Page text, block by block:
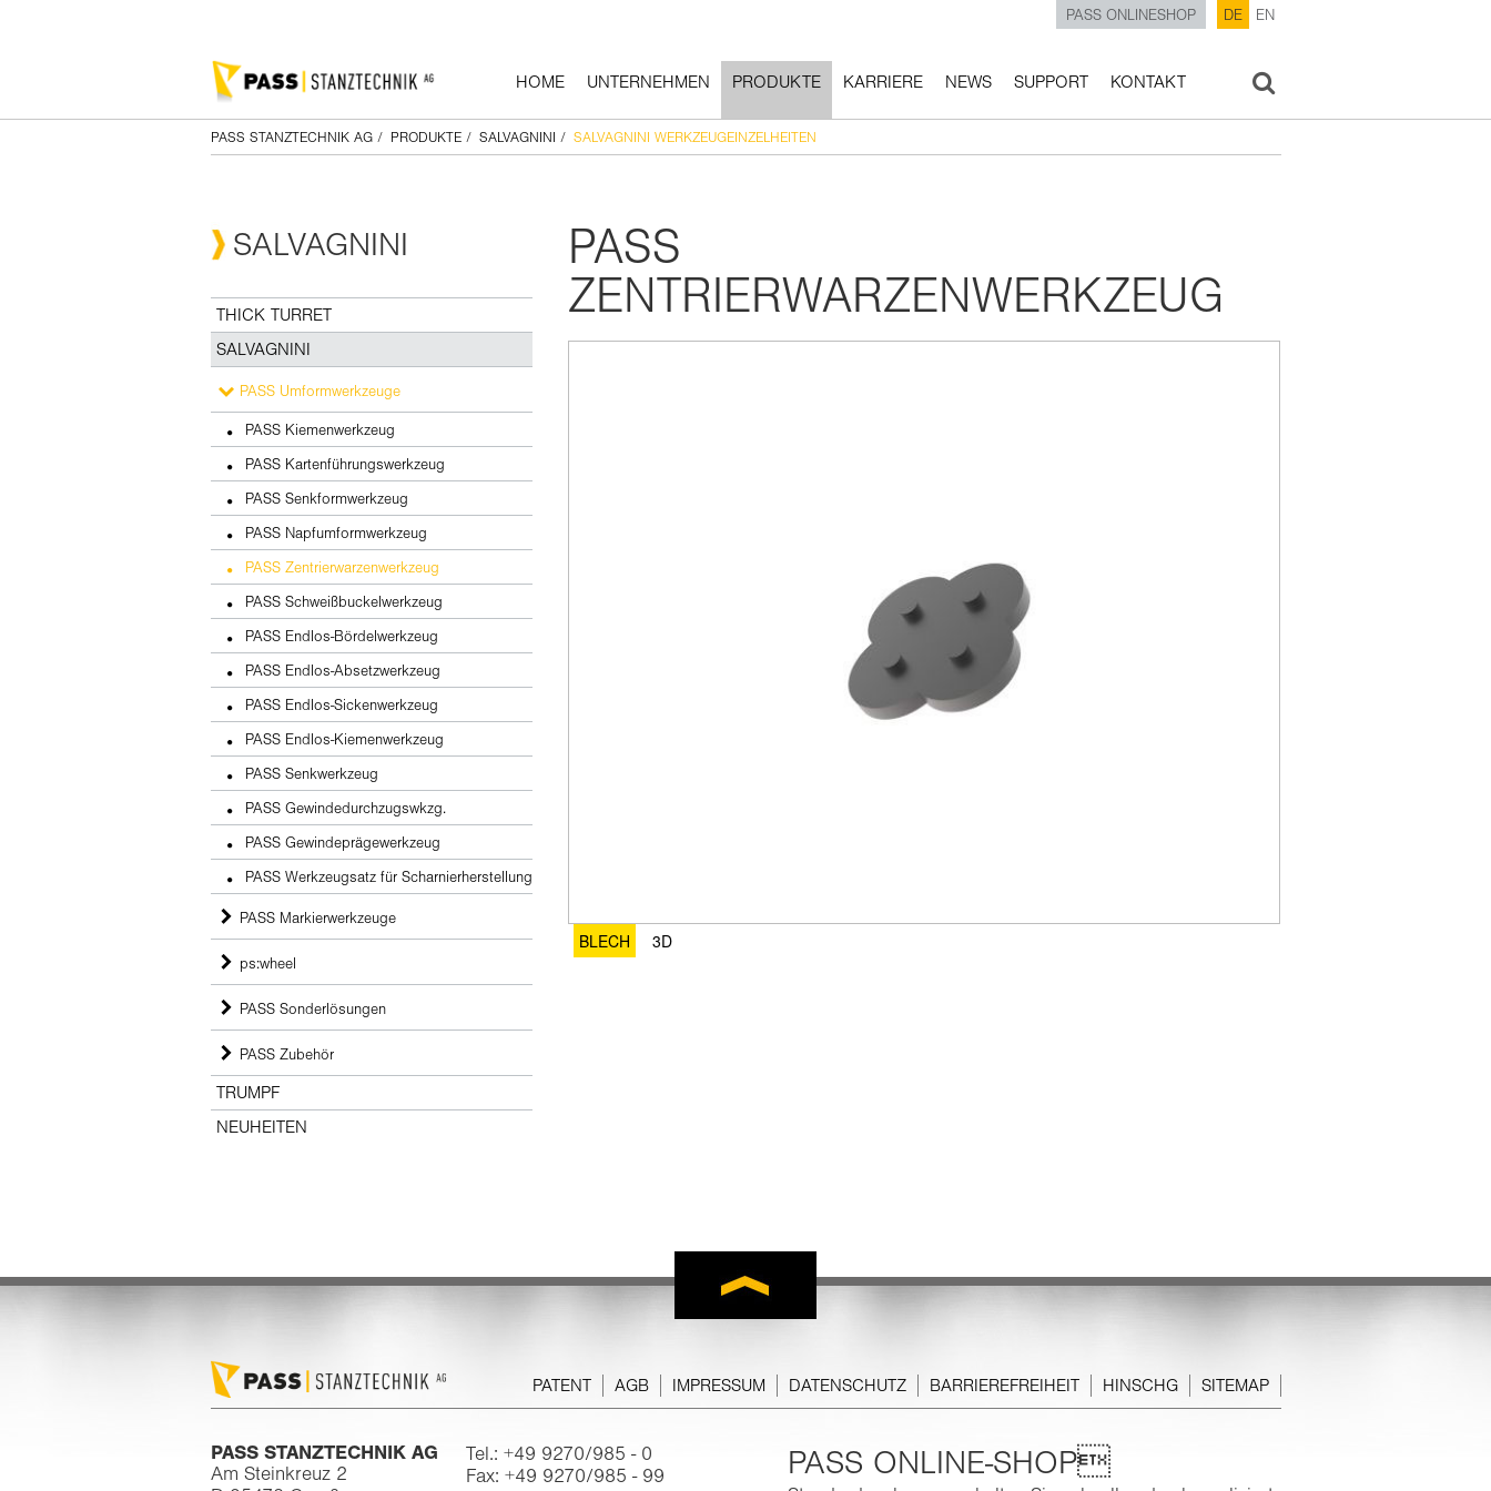
PASS ONLINESHOP DE EN
HOME UNTERNEHMEN PRODUKTE KARRIERE NEWS SUPPORT KONTAKT
PASS STANZTECHNIK AG/ PRODUKTE/ SALVAGNINI / SALVAGNINI WERKZEUGEINZELHEITEN
SALVAGNINI
THICK TURRET
SALVAGNINI
PASS Umformwerkzeuge
PASS Kiemenwerkzeug
PASS Kartenführungswerkzeug
PASS Senkformwerkzeug
PASS Napfumformwerkzeug
PASS Zentrierwarzenwerkzeug
PASS Schweißbuckelwerkzeug
PASS Endlos-Bördelwerkzeug
PASS Endlos-Absetzwerkzeug
PASS Endlos-Sickenwerkzeug
PASS Endlos-Kiemenwerkzeug
PASS Senkwerkzeug
PASS Gewindedurchzugswkzg.
PASS Gewindeprägewerkzeug
PASS Werkzeugsatz für Scharnierherstellung
PASS Markierwerkzeuge
ps:wheel
PASS Sonderlösungen
PASS Zubehör
TRUMPF
NEUHEITEN
PASS
ZENTRIERWARZENWERKZEUG
BLECH 3D
PATENT AGB IMPRESSUM DATENSCHUTZ BARRIEREFREIHEIT HINSCHG SITEMAP
PASS STANZTECHNIK AG
Am Steinkreuz 2
Tel.: +49 9270/985 - 0
Fax: +49 9270/985 - 99
PASS ONLINE-SHOP